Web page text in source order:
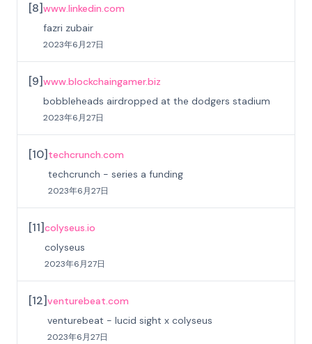
[8]www.linkedin.com
fazri zubair
2023年6月27日
[9]www.blockchaingamer.biz
bobbleheads airdropped at the dodgers stadium
2023年6月27日
[10] techcrunch.com
techcrunch - series a funding
2023年6月27日
[11]colyseus.io
colyseus
2023年6月27日
[12]venturebeat.com
venturebeat - lucid sight x colyseus
2023年6月27日